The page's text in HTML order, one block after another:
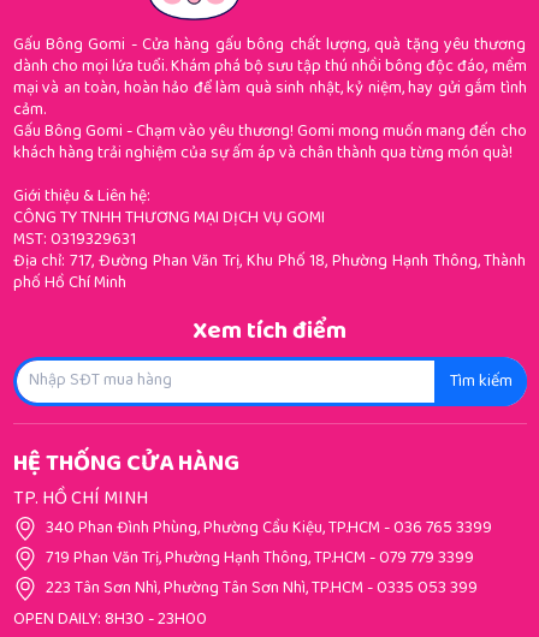
Gấu Bông Gomi - Cửa hàng gấu bông chất lượng, quà tặng yêu thương
dành cho mọi lứa tuổi. Khám phá bộ sưu tập thú nhồi bông độc đáo, mềm
mại và an toàn, hoàn hảo để làm quà sinh nhật, kỷ niệm, hay gửi gắm tình
cảm.
Gấu Bông Gomi - Chạm vào yêu thương! Gomi mong muốn mang đến cho
khách hàng trải nghiệm của sự ấm áp và chân thành qua từng món quà!
Giới thiệu & Liên hệ:
CÔNG TY TNHH THƯƠNG MẠI DỊCH VỤ GOMI
MST: 0319329631
Địa chỉ: 717, Đường Phan Văn Trị, Khu Phố 18, Phường Hạnh Thông, Thành
phố Hồ Chí Minh
Xem tích điểm
Tìm kiếm
HỆ THỐNG CỬA HÀNG
TP. HỒ CHÍ MINH
340 Phan Đình Phùng, Phường Cầu Kiệu, TP.HCM-036 765 3399
719 Phan Văn Trị, Phường Hạnh Thông, TP.HCM-079 779 3399
223 Tân Sơn Nhì, Phường Tân Sơn Nhì, TP.HCM-0335 053 399
OPEN DAILY: 8H30 - 23H00